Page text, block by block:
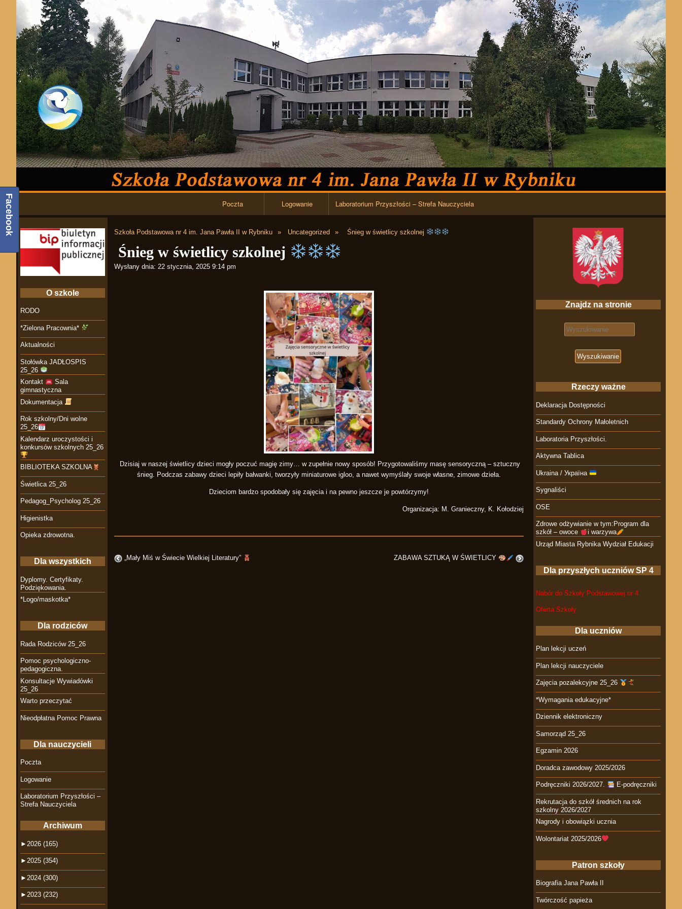
Przejdź do zawartości
Poczta Logowanie Laboratorium Przyszłości – Strefa Nauczyciela
Szkoła Podstawowa nr 4 im. Jana Pawła II w Rybniku Uncategorized Śnieg w świetlicy szkolnej
Śnieg w świetlicy szkolnej
Wysłany dnia: 22 stycznia, 2025 9:14 pm
Dzisiaj w naszej świetlicy dzieci mogły poczuć magię zimy… w zupełnie nowy sposób! Przygotowaliśmy masę sensoryczną – sztuczny
śnieg. Podczas zabawy dzieci lepiły bałwanki, tworzyły miniaturowe igloo, a nawet wymyślały swoje własne, zimowe dzieła.
Dzieciom bardzo spodobały się zajęcia i na pewno jeszcze je powtórzymy!
Organizacja: M. Granieczny, K. Kołodziej
„Mały Miś w Świecie Wielkiej Literatury” ZABAWA SZTUKĄ W ŚWIETLICY
Znajdz na stronie
Search for:
Rzeczy ważne
Deklaracja Dostępności
Standardy Ochrony Małoletnich
Laboratoria Przyszłości.
Aktywna Tablica
Ukraina / Україна
Sygnaliści
OSE
Zdrowe odżywianie w tym:Program dla
szkół – owoce
i warzywa
Urząd Miasta Rybnika Wydział Edukacji
Dla przyszłych uczniów SP 4
Nabór do Szkoły Podstawowej nr 4
Oferta Szkoły
Dla uczniów
Plan lekcji uczeń
Plan lekcji nauczyciele
Zajęcia pozalekcyjne 25_26
*Wymagania edukacyjne*
Dziennik elektroniczny
Samorząd 25_26
Egzamin 2026
Doradca zawodowy 2025/2026
Podręczniki 2026/2027. E-podręczniki
Rekrutacja do szkół średnich na rok
szkolny 2026/2027
Nagrody i obowiązki ucznia
Wolontariat 2025/2026
Patron szkoły
Biografia Jana Pawła II
Twórczość papieża
O szkole
RODO
*Zielona Pracownia*
Aktualności
Stołówka JADŁOSPIS
25_26
Kontakt
Sala
gimnastyczna
Dokumentacja
Rok szkolny/Dni wolne
25_26
Kalendarz uroczystości i
konkursów szkolnych 25_26
BIBLIOTEKA SZKOLNA
Świetlica 25_26
Pedagog_Psycholog 25_26
Higienistka
Opieka zdrowotna.
Dla wszystkich
Dyplomy. Certyfikaty.
Podziękowania.
*Logo/maskotka*
Dla rodziców
Rada Rodziców 25_26
Pomoc psychologiczno-
pedagogiczna.
Konsultacje Wywiadówki
25_26
Warto przeczytać
Nieodpłatna Pomoc Prawna
Dla nauczycieli
Poczta
Logowanie
Laboratorium Przyszłości –
Strefa Nauczyciela
Archiwum
► 2026 (165)
► 2025 (354)
► 2024 (300)
► 2023 (232)
Facebook